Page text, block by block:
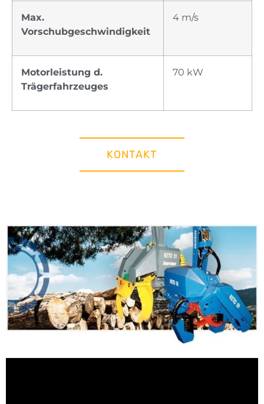
Max.
Vorschubgeschwindigkeit
4 m/s
Motorleistung d.
Trägerfahrzeuges
70 kW
KONTAKT